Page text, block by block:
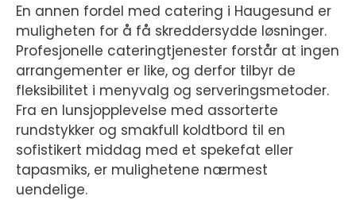
En annen fordel med catering i Haugesund er
muligheten for å få skreddersydde løsninger.
Profesjonelle cateringtjenester forstår at ingen
arrangementer er like, og derfor tilbyr de
fleksibilitet i menyvalg og serveringsmetoder.
Fra en lunsjopplevelse med assorterte
rundstykker og smakfull koldtbord til en
sofistikert middag med et spekefat eller
tapasmiks, er mulighetene nærmest
uendelige.